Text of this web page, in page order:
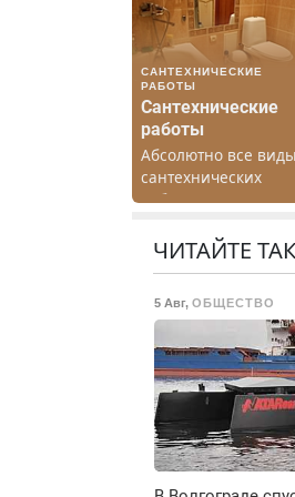
САНТЕХНИЧЕСКИЕ
РАБОТЫ
Сантехнические
работы
Абсолютно все виды
сантехнических
работ. Быстро.
Недорого.
ЧИТАЙТЕ
5 Авг,ОБЩЕСТВО